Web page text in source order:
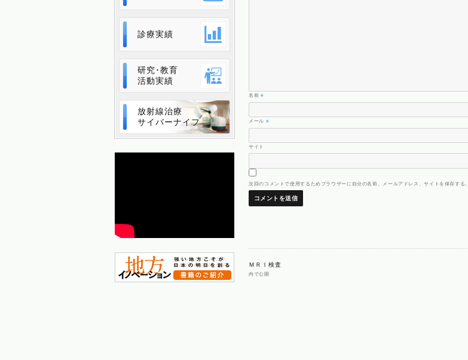
名前 ※
メール ※
サイト
次回のコメントで使用するためブラウザーに自分の名前、メールアドレス、サイトを保存する。
投
ＭＲＩ検査
内で公開
診療実績
研究･教育
活動実績
放射線治療
サイバーナイフ